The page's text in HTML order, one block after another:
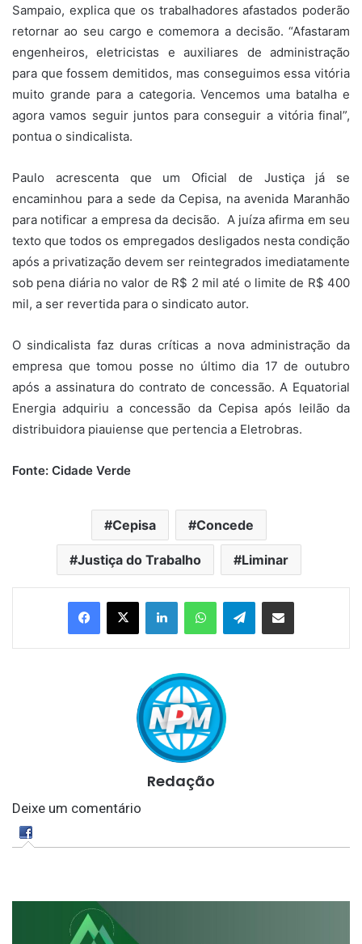
Sampaio, explica que os trabalhadores afastados poderão
retornar ao seu cargo e comemora a decisão. “Afastaram
engenheiros, eletricistas e auxiliares de administração
para que fossem demitidos, mas conseguimos essa vitória
muito grande para a categoria. Vencemos uma batalha e
agora vamos seguir juntos para conseguir a vitória final”,
pontua o sindicalista.
Paulo acrescenta que um Oficial de Justiça já se
encaminhou para a sede da Cepisa, na avenida Maranhão
para notificar a empresa da decisão. A juíza afirma em seu
texto que todos os empregados desligados nesta condição
após a privatização devem ser reintegrados imediatamente
sob pena diária no valor de R$ 2 mil até o limite de R$ 400
mil, a ser revertida para o sindicato autor.
O sindicalista faz duras críticas a nova administração da
empresa que tomou posse no último dia 17 de outubro
após a assinatura do contrato de concessão. A Equatorial
Energia adquiriu a concessão da Cepisa após leilão da
distribuidora piauiense que pertencia a Eletrobras.
Fonte: Cidade Verde
Cepisa Concede
Justiça do Trabalho Liminar
Telegram
Redação
Deixe um comentário